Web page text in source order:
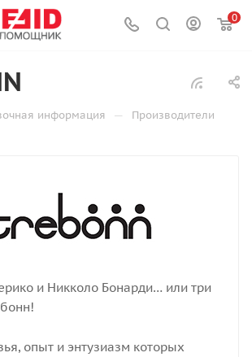
0
информация — Производители
и Никколо Бонарди… или три
опыт и энтузиазм которых